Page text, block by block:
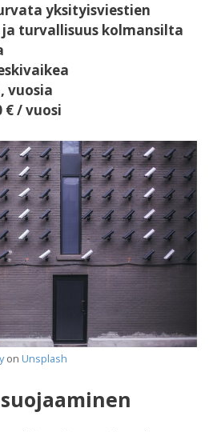
yksityisviestien
turvallisuus kolmansilta
vuosia
€ / vuosi
on Unsplash